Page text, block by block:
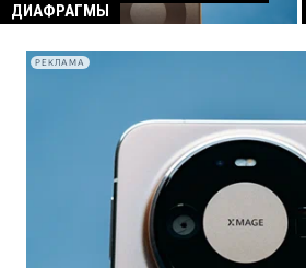
ДИАФРАГМЫ
РЕКЛАМА